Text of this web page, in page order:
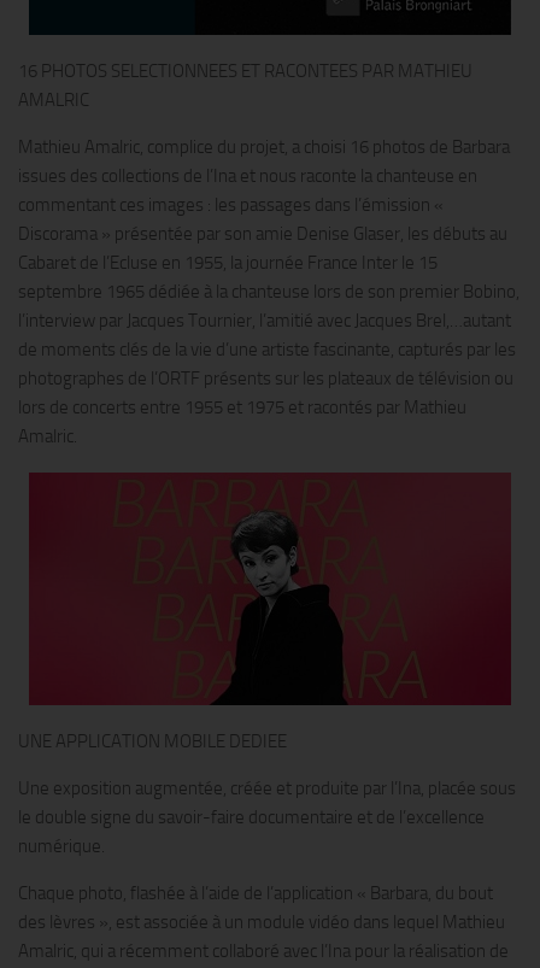
16 PHOTOS SELECTIONNEES ET RACONTEES PAR MATHIEU
AMALRIC
Mathieu Amalric, complice du projet, a choisi 16 photos de Barbara
issues des collections de l’Ina et nous raconte la chanteuse en
commentant ces images : les passages dans l’émission «
Discorama » présentée par son amie Denise Glaser, les débuts au
Cabaret de l’Ecluse en 1955, la journée France Inter le 15
septembre 1965 dédiée à la chanteuse lors de son premier Bobino,
l’interview par Jacques Tournier, l’amitié avec Jacques Brel,…autant
de moments clés de la vie d’une artiste fascinante, capturés par les
photographes de l’ORTF présents sur les plateaux de télévision ou
lors de concerts entre 1955 et 1975 et racontés par Mathieu
Amalric.
UNE APPLICATION MOBILE DEDIEE
Une exposition augmentée, créée et produite par l’Ina, placée sous
le double signe du savoir-faire documentaire et de l’excellence
numérique.
Chaque photo, flashée à l’aide de l’application « Barbara, du bout
des lèvres », est associée à un module vidéo dans lequel Mathieu
Amalric, qui a récemment collaboré avec l’Ina pour la réalisation de